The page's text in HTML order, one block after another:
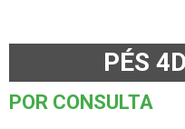
PÉS
POR CONSULTA